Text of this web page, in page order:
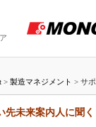
> 製造マネジメント > サ
先未来案内人に聞く